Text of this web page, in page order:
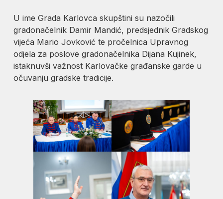
U ime Grada Karlovca skupštini su nazočili
gradonačelnik Damir Mandić, predsjednik Gradskog
vijeća Mario Jovković te pročelnica Upravnog
odjela za poslove gradonačelnika Dijana Kujinek,
istaknuvši važnost Karlovačke građanske garde u
očuvanju gradske tradicije.